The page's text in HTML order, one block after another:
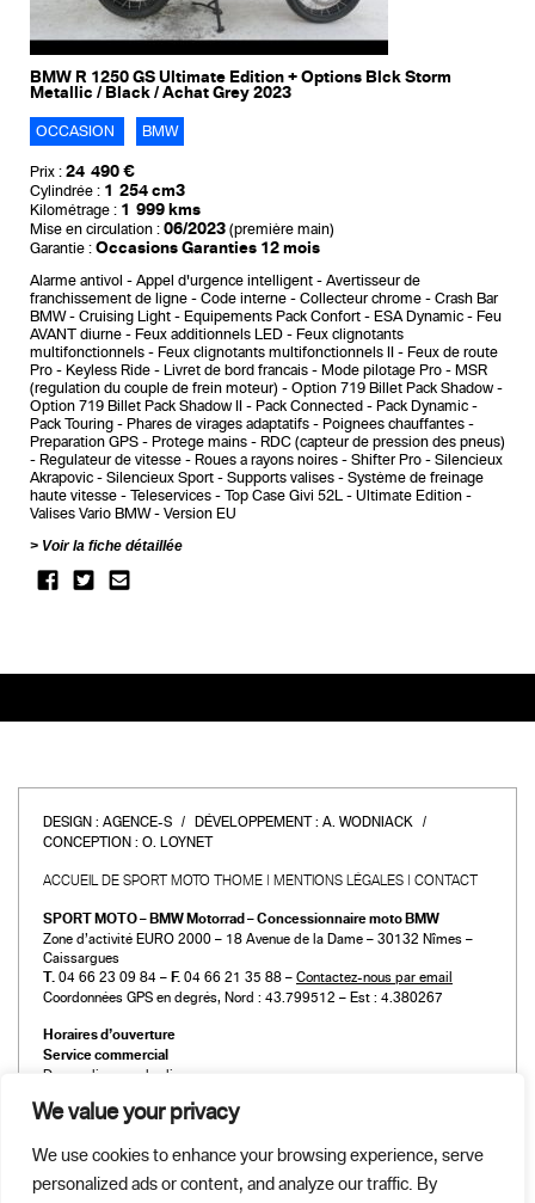
We value your privacy
We use cookies to enhance your browsing experience, serve
personalized ads or content, and analyze our traffic. By
BMW R 1250 GS Ultimate Edition + Options Blck Storm
Metallic / Black / Achat Grey 2023
OCCASION BMW
Prix : 24 490 €
Cylindrée : 1 254 cm3
Kilométrage : 1 999 kms
Mise en circulation : 06/2023 (première main)
Garantie : Occasions Garanties 12 mois
Alarme antivol Appel d'urgence intelligent
Avertisseur de
franchissement de ligne
Code interne Collecteur chrome
Crash Bar
BMW
Cruising Light Equipements Pack Confort ESA Dynamic
Feu
AVANT diurne
Feux additionnels LED
Feux clignotants
multifonctionnels
Feux clignotants multifonctionnels II
Feux de route
Pro
Keyless Ride Livret de bord francais Mode pilotage Pro
MSR
(regulation du couple de frein moteur)
Option 719 Billet Pack Shadow
Option 719 Billet Pack Shadow II
Pack Connected
Pack Dynamic
Pack Touring
Phares de virages adaptatifs
Poignees chauffantes
Preparation GPS
Protege mains
RDC (capteur de pression des pneus)
Regulateur de vitesse
Roues a rayons noires Shifter Pro
Silencieux
Akrapovic
Silencieux Sport Supports valises
Système de freinage
haute vitesse
Teleservices Top Case Givi 52L
Ultimate Edition
Valises Vario BMW
Version EU
Voir la fiche détaillée
DESIGN : AGENCE-S DÉVELOPPEMENT : A. WODNIACK
CONCEPTION : O. LOYNET
ACCUEIL DE SPORT MOTO THOME MENTIONS LÉGALES CONTACT
SPORT MOTO – BMW Motorrad – Concessionnaire moto BMW
Zone d’activité EURO 2000 – 18 Avenue de la Dame – 30132 Nîmes –
Caissargues
T. 04 66 23 09 84 – F. 04 66 21 35 88 – Contactez-nous par email
Coordonnées GPS en degrés, Nord : 43.799512 – Est : 4.380267
Horaires d’ouverture
Service commercial
Du mardi au vendredi :
Le samedi :
Du mardi au vendredi :